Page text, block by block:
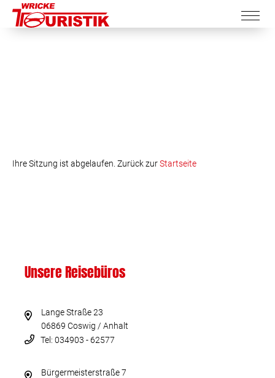
Ihre Sitzung ist abgelaufen. Zurück zurStartseite
Unsere Reisebüros
Lange Straße 23
06869 Coswig / Anhalt
Tel: 034903 - 62577
Bürgermeisterstraße 7